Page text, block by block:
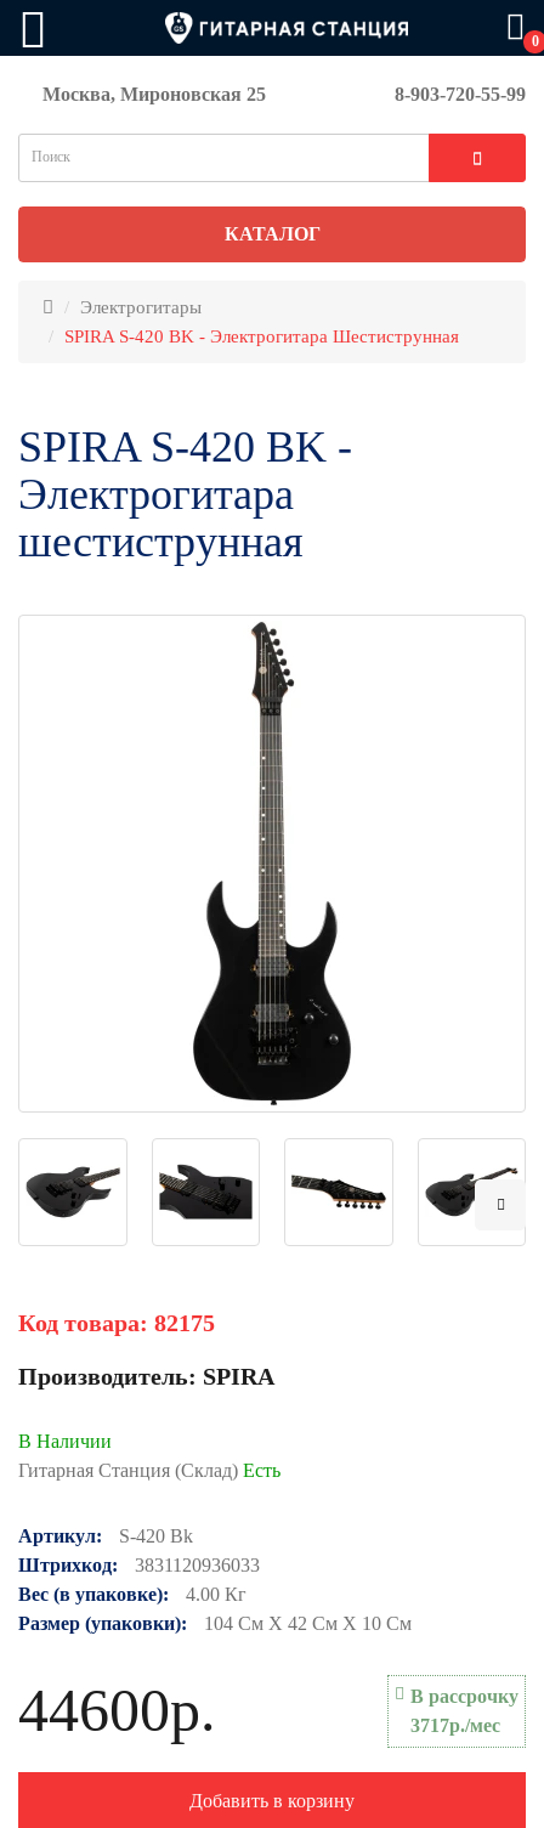
0
Москва, Мироновская 25 8-903-720-55-99
КАТАЛОГ
Электрогитары
SPIRA S-420 BK - Электрогитара Шестиструнная
SPIRA S-420 BK -
Электрогитара
шестиструнная
Код товара: 82175
Производитель: SPIRA
В Наличии
Гитарная Станция (Склад) Есть
Артикул:
S-420 Bk
Штрихкод:
3831120936033
Вес (в упаковке):
4.00 Кг
Размер (упаковки):
104 См X 42 См X 10 См
44600р.
В рассрочку
3717р./мес
Добавить в корзину